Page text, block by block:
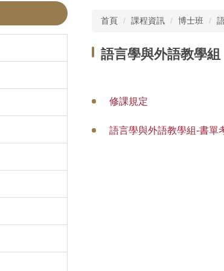
首頁 課程資訊 博士班
語言學與外語教學組
修課規定
語言學與外語教學組-書單